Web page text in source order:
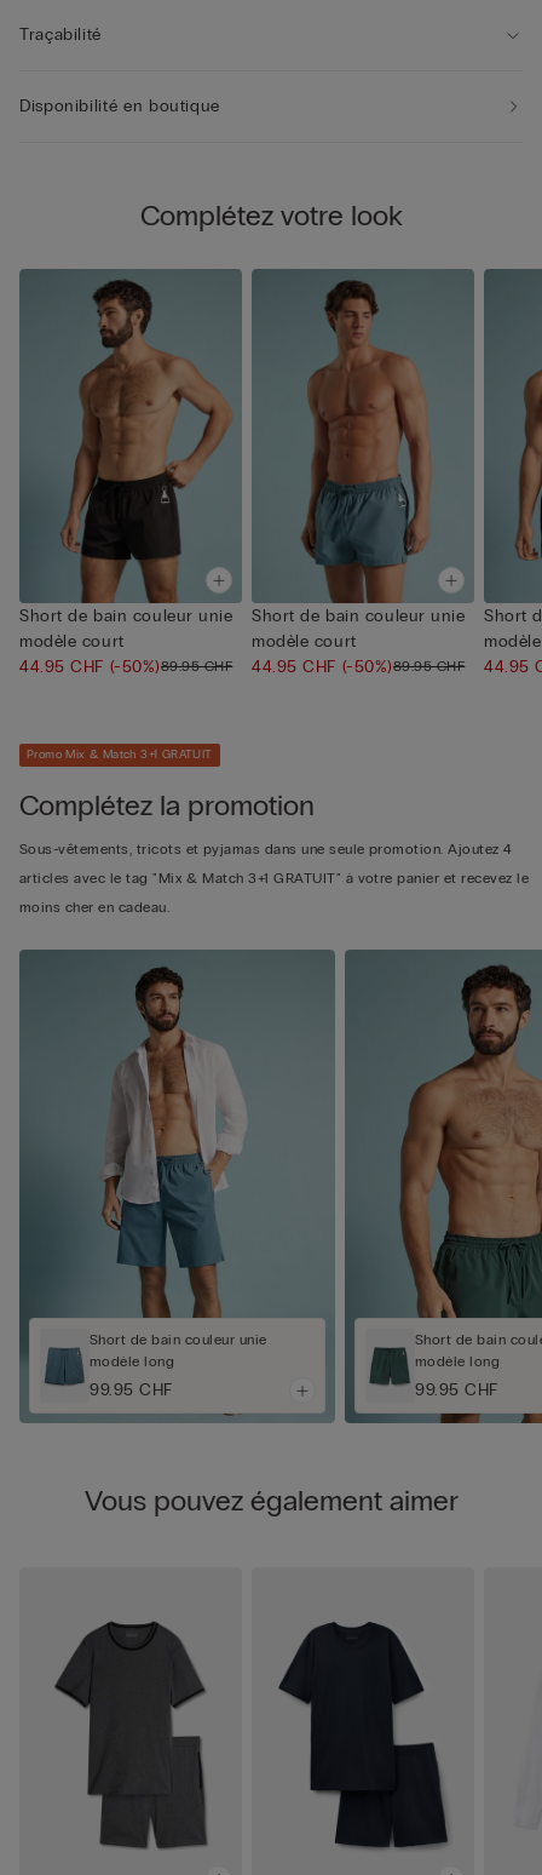
Traçabilité
Disponibilité en boutique
Complétez votre look
Short de bain couleur unie
modèle court
44.95 CHF (-50%)89.95 CHF
Short de bain couleur unie
modèle court
44.95 CHF (-50%)89.95 CHF
Short
44.95
Promo Mix & Match 3+1 GRATUIT
Complétez la promotion
Sous-vêtements, tricots et pyjamas dans une seule promotion. Ajoutez 4
articles avec le tag "Mix & Match 3+1 GRATUIT" à votre panier et recevez le
moins cher en cadeau.
Short de bain couleur unie
modèle long
99.95 CHF
Short de bain
modèle long
99.95 CHF
Vous pouvez également aimer